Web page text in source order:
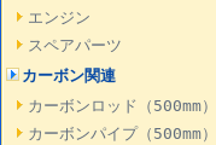
エンジン
スペアパーツ
カーボン関連
カーボンロッド（500mm）
カーボンパイプ（500mm）